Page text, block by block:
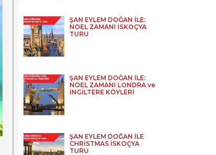
ŞAN EYLEM DOĞAN İLE:
NOEL ZAMANI İSKOÇYA
TURU
ŞAN EYLEM DOĞAN İLE:
NOEL ZAMANI LONDRA ve
İNGİLTERE KÖYLERİ
ŞAN EYLEM DOĞAN İLE
CHRİSTMAS İSKOÇYA
TURU